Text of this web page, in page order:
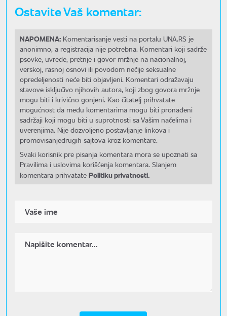
Ostavite Vaš komentar:
NAPOMENA: Komentarisanje vesti na portalu UNA.RS je
anonimno, a registracija nije potrebna. Komentari koji sadrže
psovke, uvrede, pretnje i govor mržnje na nacionalnoj,
verskoj, rasnoj osnovi ili povodom nečije seksualne
opredeljenosti neće biti objavljeni. Komentari odražavaju
stavove isključivo njihovih autora, koji zbog govora mržnje
mogu biti i krivično gonjeni. Kao čitatelj prihvatate
mogućnost da među komentarima mogu biti pronađeni
sadržaji koji mogu biti u suprotnosti sa Vašim načelima i
uverenjima. Nije dozvoljeno postavljanje linkova i
promovisanjedrugih sajtova kroz komentare.
Svaki korisnik pre pisanja komentara mora se upoznati sa
Pravilima i uslovima korišćenja komentara. Slanjem
komentara prihvatate Politiku privatnosti.